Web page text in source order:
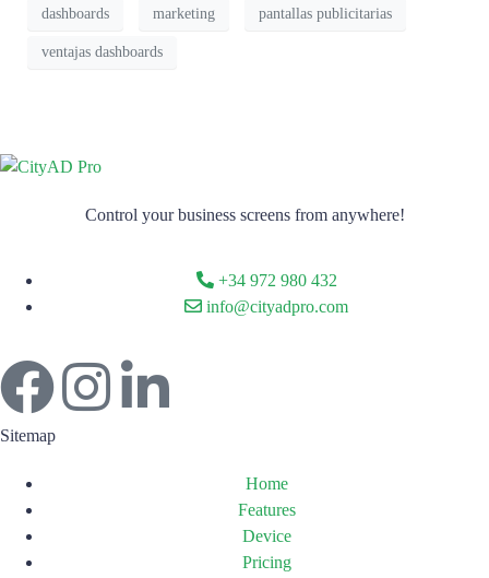
dashboards marketing pantallas publicitarias
ventajas dashboards
Control your business screens from anywhere!
+34 972 980 432
info@cityadpro.com
Sitemap
Home
Features
Device
Pricing